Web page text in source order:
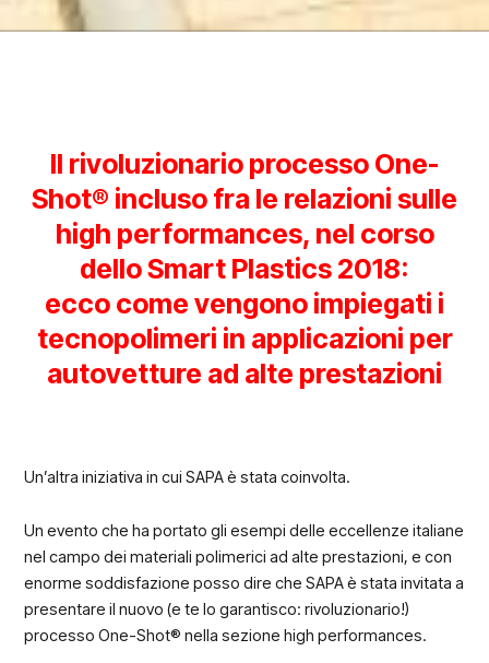
Il rivoluzionario processo One-
Shot® incluso fra le relazioni sulle
high performances, nel corso
dello Smart Plastics 2018:
ecco come vengono impiegati i
tecnopolimeri in applicazioni per
autovetture ad alte prestazioni
Un’altra iniziativa in cui SAPA è stata coinvolta.
Un evento che ha portato gli esempi delle eccellenze italiane
nel campo dei materiali polimerici ad alte prestazioni, e con
enorme soddisfazione posso dire che SAPA è stata invitata a
presentare il nuovo (e te lo garantisco: rivoluzionario!)
processo One-Shot® nella sezione high performances.